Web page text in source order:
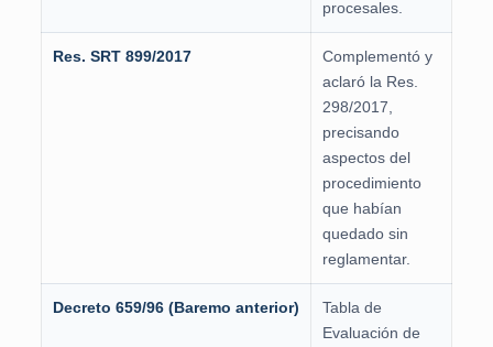
procesales.
Res. SRT 899/2017
Complementó y
aclaró la Res.
298/2017,
precisando
aspectos del
procedimiento
que habían
quedado sin
reglamentar.
Decreto 659/96 (Baremo anterior)
Tabla de
Evaluación de